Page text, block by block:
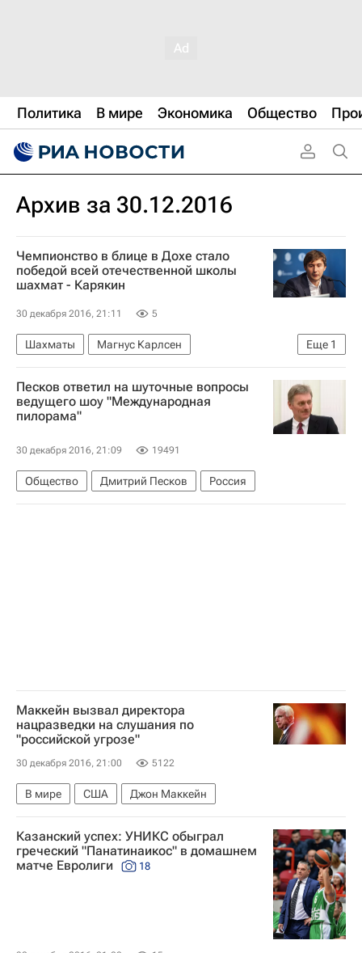
Политика В мире Экономика Общество
Архив за 30.12.2016
Чемпионство в блице в Дохе стало
победой всей отечественной школы
шахмат - Карякин
30 декабря 2016, 21:11 5
Еще 1
Шахматы
Магнус Карлсен
Сергей Карякин
Песков ответил на шуточные вопросы
ведущего шоу "Международная
пилорама"
30 декабря 2016, 21:09 19491
Общество Дмитрий Песков Россия
Маккейн вызвал директора
нацразведки на слушания по
"российской угрозе"
30 декабря 2016, 21:00 5122
В мире США Джон Маккейн
Казанский успех: УНИКС обыграл
греческий "Панатинаикос" в домашнем
матче Евролиги
18